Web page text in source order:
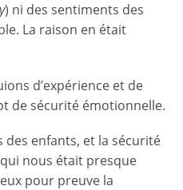
) ni des sentiments des
La raison en était
d’expérience et de
de sécurité émotionnelle.
enfants, et la sécurité
nous était presque
pour preuve la